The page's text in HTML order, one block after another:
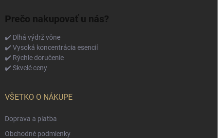
Prečo nakupovať u nás?
✔️ Dlhá výdrž vône
✔️ Vysoká koncentrácia esencií
✔️ Rýchle doručenie
✔️ Skvelé ceny
VŠETKO O NÁKUPE
Doprava a platba
Obchodné podmienky